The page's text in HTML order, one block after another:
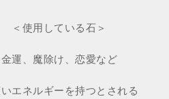
＜使用している石＞
金運、魔除け、恋愛など
エネルギーを持つとされる